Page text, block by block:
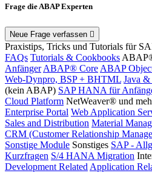
Frage die ABAP Experten
Neue Frage verfassen
Praxistips, Tricks und Tutorials für
FAQs Tutorials & Cookbooks
AnfängerABAP® CoreABAP
Web-Dynpro, BSP + BHTML Java
(kein ABAP) SAP HANA für
Cloud Platform NetWeaver® und
Enterprise Portal Web Application
Sales and Distribution Material
CRM (Customer Relationship
Sonstige Module Sonstiges SAP -
Kurzfragen S/4 HANA Migration
Development RelatedApplication